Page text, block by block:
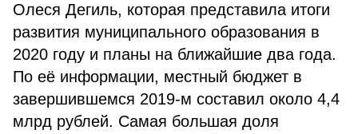
Олеся Дегиль, которая представила итоги
развития муниципального образования в
2020 году и планы на ближайшие два года.
По её информации, местный бюджет в
завершившемся 2019-м составил около 4,4
млрд рублей. Самая большая доля